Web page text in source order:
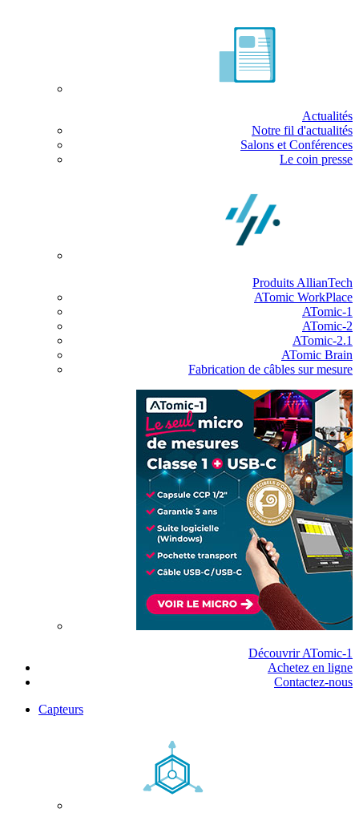
Actualités
Notre fil d'actualités
Salons et Conférences
Le coin presse
Produits AllianTech
ATomic WorkPlace
ATomic-1
ATomic-2
ATomic-2.1
ATomic Brain
Fabrication de câbles sur mesure
Découvrir ATomic-1
Achetez en ligne
Contactez-nous
Capteurs